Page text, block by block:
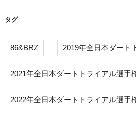
タグ
86&BRZ 2019年全日本ダート
2021年全日本ダートトライアル選手
2022年全日本ダートトライアル選手